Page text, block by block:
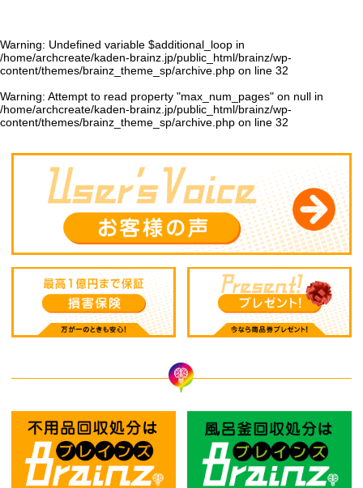
Warning: Undefined variable $additional_loop in
/home/archcreate/kaden-brainz.jp/public_html/brainz/wp-
content/themes/brainz_theme_sp/archive.php on line 32
Warning: Attempt to read property "max_num_pages" on null in
/home/archcreate/kaden-brainz.jp/public_html/brainz/wp-
content/themes/brainz_theme_sp/archive.php on line 32